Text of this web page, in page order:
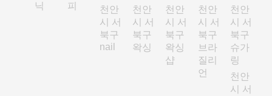
닉
피
천안
시 서
북구
nail
천안
시 서
북구
왁싱
천안
시 서
북구
왁싱
샵
천안
시 서
북구
브라
질리
언
천안
시 서
북구
슈가
링
천안
시 서